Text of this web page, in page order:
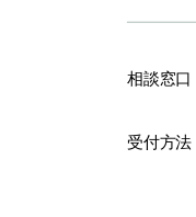
相談窓
受付方